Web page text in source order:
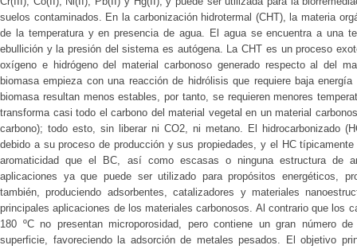
suelos contaminados. En la carbonización hidrotermal (CHT), la materia
de la temperatura y en presencia de agua. El agua se encuentra a una
ebullición y la presión del sistema es autógena. La CHT es un proceso
oxígeno e hidrógeno del material carbonoso generado respecto al del
biomasa empieza con una reacción de hidrólisis que requiere baja
biomasa resultan menos estables, por tanto, se requieren menores
transforma casi todo el carbono del material vegetal en un material
carbono); todo esto, sin liberar ni CO2, ni metano. El hidrocarbonizado
debido a su proceso de producción y sus propiedades, y el HC
aromaticidad que el BC, así como escasas o ninguna estructura de
aplicaciones ya que puede ser utilizado para propósitos energéticos,
también, produciendo adsorbentes, catalizadores y materiales
principales aplicaciones de los materiales carbonosos. Al contrario que los
180 ºC no presentan microporosidad, pero contiene un gran número
superficie, favoreciendo la adsorción de metales pesados. El objetivo